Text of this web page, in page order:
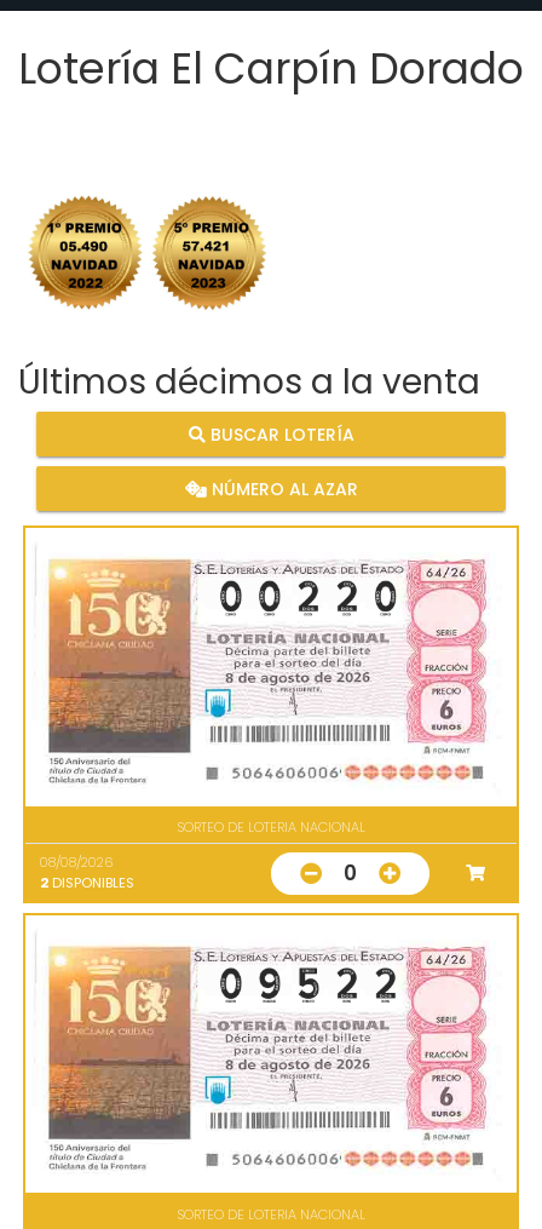
Lotería El Carpín Dorado
Últimos décimos a la venta
BUSCAR LOTERÍA
NÚMERO AL AZAR
SORTEO DE LOTERIA NACIONAL
08/08/2026
2 DISPONIBLES 0
SORTEO DE LOTERIA NACIONAL